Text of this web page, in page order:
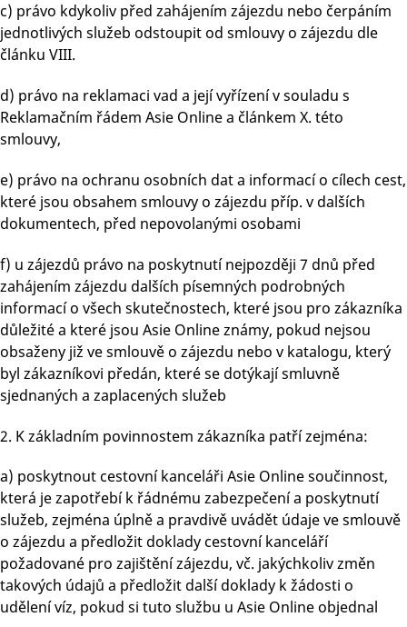
c) právo kdykoliv před zahájením zájezdu nebo čerpáním
jednotlivých služeb odstoupit od smlouvy o zájezdu dle
článku VIII.
d) právo na reklamaci vad a její vyřízení v souladu s
Reklamačním řádem Asie Online a článkem X. této
smlouvy,
e) právo na ochranu osobních dat a informací o cílech cest,
které jsou obsahem smlouvy o zájezdu příp. v dalších
dokumentech, před nepovolanými osobami
f) u zájezdů právo na poskytnutí nejpozději 7 dnů před
zahájením zájezdu dalších písemných podrobných
informací o všech skutečnostech, které jsou pro zákazníka
důležité a které jsou Asie Online známy, pokud nejsou
obsaženy již ve smlouvě o zájezdu nebo v katalogu, který
byl zákazníkovi předán, které se dotýkají smluvně
sjednaných a zaplacených služeb
2. K základním povinnostem zákazníka patří zejména:
a) poskytnout cestovní kanceláři Asie Online součinnost,
která je zapotřebí k řádnému zabezpečení a poskytnutí
služeb, zejména úplně a pravdivě uvádět údaje ve smlouvě
o zájezdu a předložit doklady cestovní kanceláří
požadované pro zajištění zájezdu, vč. jakýchkoliv změn
takových údajů a předložit další doklady k žádosti o
udělení víz, pokud si tuto službu u Asie Online objednal